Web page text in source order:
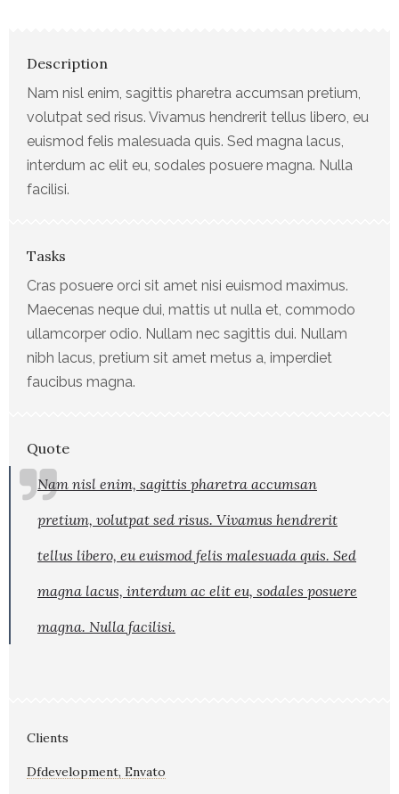
Description
Nam nisl enim, sagittis pharetra accumsan pretium,
volutpat sed risus. Vivamus hendrerit tellus libero, eu
euismod felis malesuada quis. Sed magna lacus,
interdum ac elit eu, sodales posuere magna. Nulla
facilisi.
Tasks
Cras posuere orci sit amet nisi euismod maximus.
Maecenas neque dui, mattis ut nulla et, commodo
ullamcorper odio. Nullam nec sagittis dui. Nullam
nibh lacus, pretium sit amet metus a, imperdiet
faucibus magna.
Quote
Nam nisl enim, sagittis pharetra accumsan
pretium, volutpat sed risus. Vivamus hendrerit
tellus libero, eu euismod felis malesuada quis. Sed
magna lacus, interdum ac elit eu, sodales posuere
magna. Nulla facilisi.
Clients
Dfdevelopment, Envato